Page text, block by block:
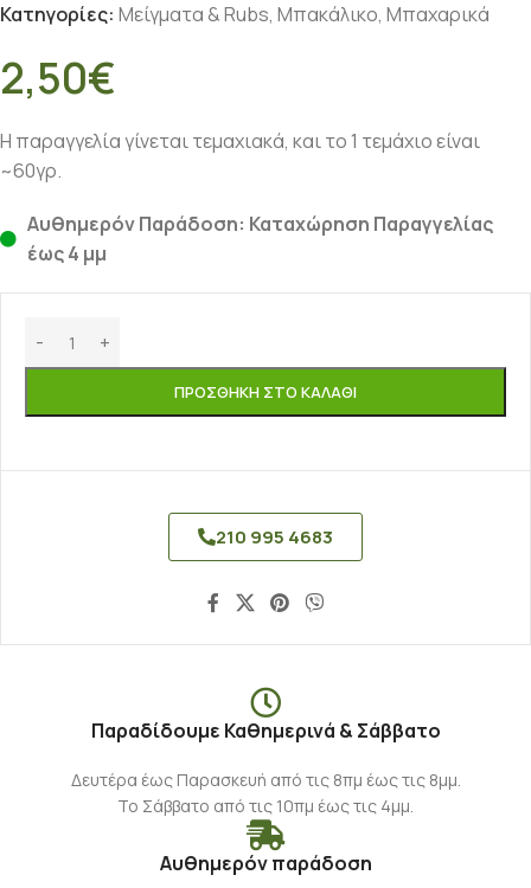
Κατηγορίες: Μείγματα & Rubs, Μπακάλικο, Μπαχαρικά
2,50€
Η παραγγελία γίνεται τεμαχιακά, και το 1 τεμάχιο είναι
~60γρ.
Αυθημερόν Παράδοση: Καταχώρηση Παραγγελίας
έως 4 μμ
ΠΡΟΣΘΉΚΗ ΣΤΟ ΚΑΛΆΘΙ
210 995 4683
Παραδίδουμε Καθημερινά & Σάββατο
Δευτέρα έως Παρασκευή από τις 8πμ έως τις 8μμ.
Το Σάββατο από τις 10πμ έως τις 4μμ.
Αυθημερόν παράδοση